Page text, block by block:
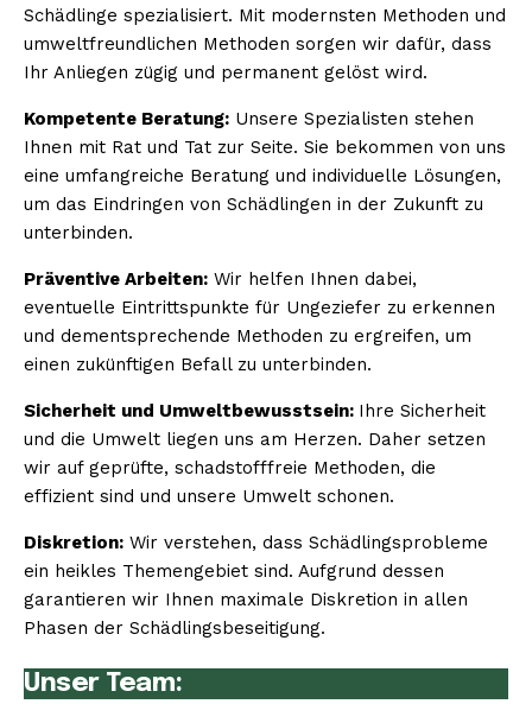
Schädlinge spezialisiert. Mit modernsten Methoden und
umweltfreundlichen Methoden sorgen wir dafür, dass
Ihr Anliegen zügig und permanent gelöst wird.
Kompetente Beratung: Unsere Spezialisten stehen
Ihnen mit Rat und Tat zur Seite. Sie bekommen von uns
eine umfangreiche Beratung und individuelle Lösungen,
um das Eindringen von Schädlingen in der Zukunft zu
unterbinden.
Präventive Arbeiten: Wir helfen Ihnen dabei,
eventuelle Eintrittspunkte für Ungeziefer zu erkennen
und dementsprechende Methoden zu ergreifen, um
einen zukünftigen Befall zu unterbinden.
Sicherheit und Umweltbewusstsein: Ihre Sicherheit
und die Umwelt liegen uns am Herzen. Daher setzen
wir auf geprüfte, schadstofffreie Methoden, die
effizient sind und unsere Umwelt schonen.
Diskretion: Wir verstehen, dass Schädlingsprobleme
ein heikles Themengebiet sind. Aufgrund dessen
garantieren wir Ihnen maximale Diskretion in allen
Phasen der Schädlingsbeseitigung.
Unser Team: